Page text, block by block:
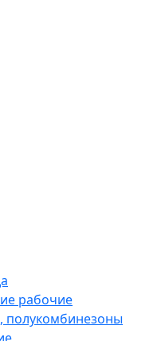
рабочие
полукомбинезоны